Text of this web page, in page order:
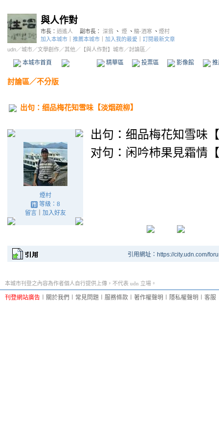
與人作對
市長： 逍遙人 副市長： 深翁 、 煙 、 觴-酒寒 、 煙村
加入本城市
推薦本城市 加入我的最愛
訂閱最新文章
udn／城市／文學創作／其他 ／ 【與人作對】城市／討論區／
本城市首頁 精華區 投票區 影像館
討論區／不分版
出句：细品梅花知雪味【淡烟疏柳】
煙村
等級：8
留言｜ 加入好友
出句：细品梅花知雪味
对句： 闲吟柿果見霜情
引用網址：https://city.udn.com/
本城市刊登之內容為作者個人自行提供上傳，不代表 udn 立場。
刊登網站廣告 關於我們 常見問題 服務條款 著作權聲明 隱私權聲明 客服